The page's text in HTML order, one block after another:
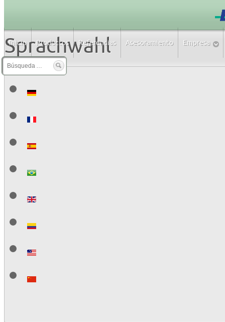
Inicio Productos Referencias Asesoramiento Empresa
Sprachwahl